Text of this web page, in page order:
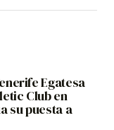
Egatesa
Club en
su puesta a